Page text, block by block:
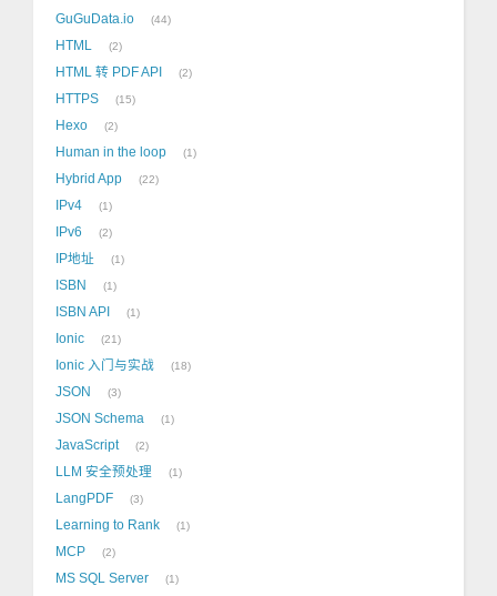
GuGuData.io 44
HTML 2
HTML 转 PDF API 2
HTTPS 15
Hexo 2
Human in the loop 1
Hybrid App 22
IPv4 1
IPv6 2
IP地址 1
ISBN 1
ISBN API 1
Ionic 21
Ionic 入门与实战 18
JSON 3
JSON Schema 1
JavaScript 2
LLM 安全预处理 1
LangPDF 3
Learning to Rank 1
MCP 2
MS SQL Server 1